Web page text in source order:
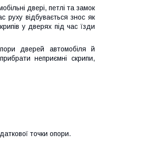
двері, петлі та замок
руху відбувається знос як
у дверях під час їзди
дверей автомобіля й
неприємні скрипи,
точки опори.